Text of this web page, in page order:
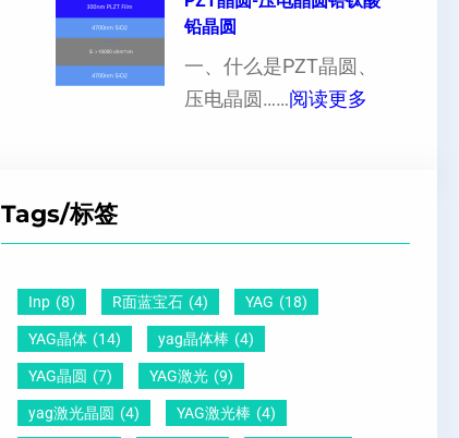
薄
硅
）
响
或
者
因
？
给
晶
向
晶
向
1
1
0
铅晶圆
一、什么是PZT晶圆、
压电晶圆……阅读更多
Tags/标签
Inp (8) R面蓝宝石 (4) YAG (18)
YAG晶体 (14) yag晶体棒 (4)
YAG晶圆 (7) YAG激光 (9)
yag激光晶圆 (4) YAG激光棒 (4)